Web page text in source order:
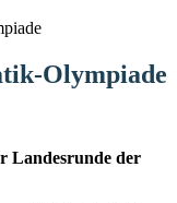
Olympiade
Landesrunde der